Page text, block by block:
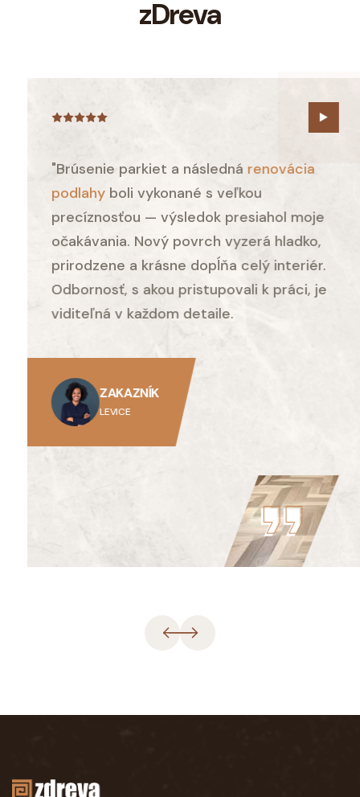
zDreva
"Brúsenie parkiet a následnárenovácia
podlahyboli vykonané s veľkou
precíznosťou — výsledok presiahol moje
očakávania. Nový povrch vyzerá hladko,
prirodzene a krásne dopĺňa celý interiér.
Odbornosť, s akou pristupovali k práci, je
viditeľná v každom detaile.
ZAKAZNÍK
LEVICE